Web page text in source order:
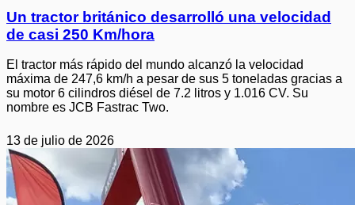
Un tractor británico desarrolló una velocidad
de casi 250 Km/hora
El tractor más rápido del mundo alcanzó la velocidad
máxima de 247,6 km/h a pesar de sus 5 toneladas gracias a
su motor 6 cilindros diésel de 7.2 litros y 1.016 CV. Su
nombre es JCB Fastrac Two.
13 de julio de 2026